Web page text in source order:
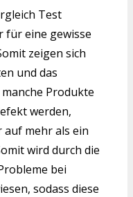
Test
für eine gewisse
zeigen sich
und das
Produkte
werden,
mehr als ein
wird durch die
bei
sodass diese